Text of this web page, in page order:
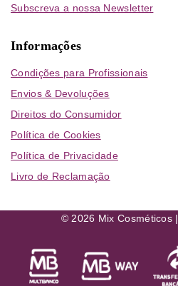
Subscreva a nossa Newsletter
Informações
Condições para Profissionais
Envios & Devoluções
Direitos do Consumidor
Política de Cookies
Política de Privacidade
Livro de Reclamação
© 2026 Mix Cosméticos |